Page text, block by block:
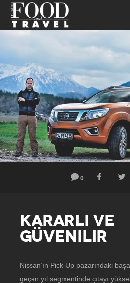
0
KARARLI VE
GÜVENILIR
Nissan’ın Pick-Up pazarındaki
geçen yıl segmentinde çıtayı